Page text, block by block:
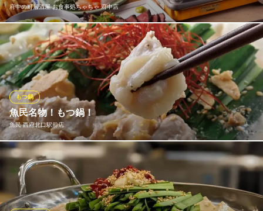
府中の町居酒屋 お食事処ちゃちゃ 府中店
当店人気のもつ鍋のコースになります。旬の食材を使用し、こだ
わりの博多もつ鍋でご宴会は如何でしょうか！！
府中の町居酒屋 お食事処ちゃちゃ 府中店
もつ鍋×半個室×貸切
京王線府中駅 徒歩3分
東京都府中市府中町2-1-8 ロイヤルパレス1F
魚民名物！もつ鍋！
魚民 西府北口駅前店
もつ鍋
長年愛され続けている魚民の「もつ鍋」。美味しさを磨き続けて
きたからこそのこの味です♪〆のラーメンも付いているので、最後
の一口までもつの旨味を余すことなくご堪能いただけます。野菜
も取れるおいしい「もつ鍋」おすすめです！